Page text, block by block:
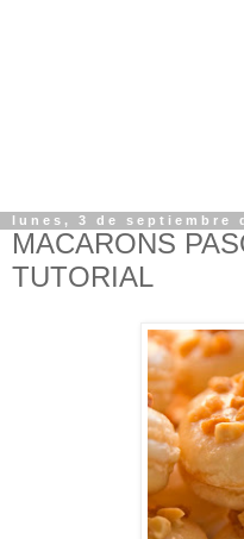
lunes, 3 de septiembre
MACARONS
TUTORIAL